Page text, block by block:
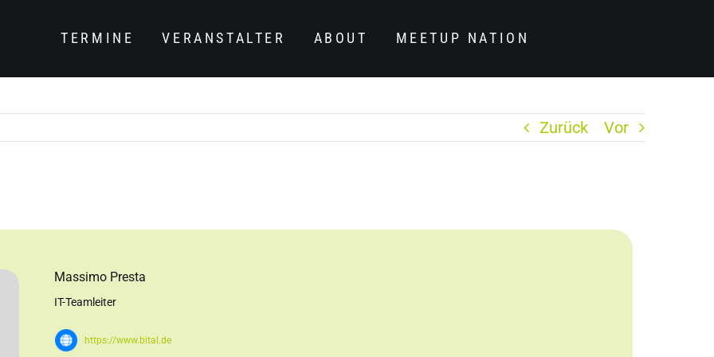
TERMINE VERANSTALTER ABOUT MEETUP NATION
Zurück Vor
Massimo Presta
IT-Teamleiter
https://www.bital.de